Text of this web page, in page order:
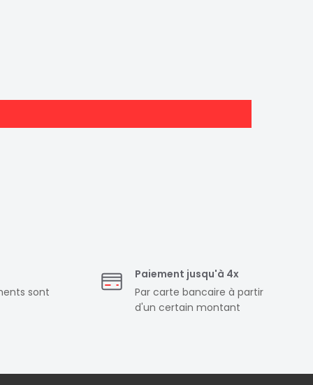
sont
Paiement jusqu'à 4x
Par carte bancaire à partir
d'un certain montant